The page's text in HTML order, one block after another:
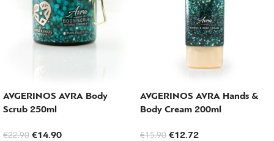
AVGERINOS AVRA Body
Scrub 250ml
€22.90 €14.90
AVGERINOS AVRA Hands &
Body Cream 200ml
€15.90 €12.72